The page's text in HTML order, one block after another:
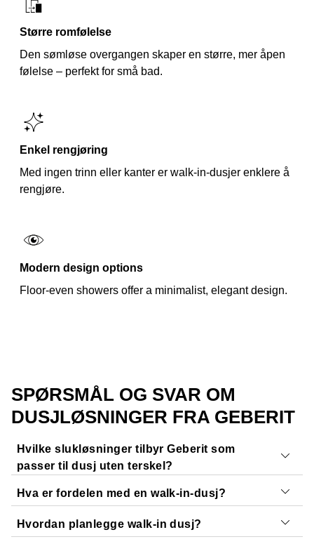
Større romfølelse
Den sømløse overgangen skaper en større, mer åpen
følelse – perfekt for små bad.
Enkel rengjøring
Med ingen trinn eller kanter er walk-in-dusjer enklere å
rengjøre.
Modern design options
Floor-even showers offer a minimalist, elegant design.
SPØRSMÅL OG SVAR OM
DUSJLØSNINGER FRA GEBERIT
Hvilke slukløsninger tilbyr Geberit som
passer til dusj uten terskel?
Geberit tilbyr et utvalg dusjløsninger i flukt med gulvet
som passer åpne dusjløsninger. Alle løsningene kan
brukes i dusjer uten terskel og tilpasses ulike baderom.
Hva er fordelen med en walk-in-dusj?
Felles for alle dusjløsningene fra Geberit er effektiv
Hvordan planlegge walk-in dusj?